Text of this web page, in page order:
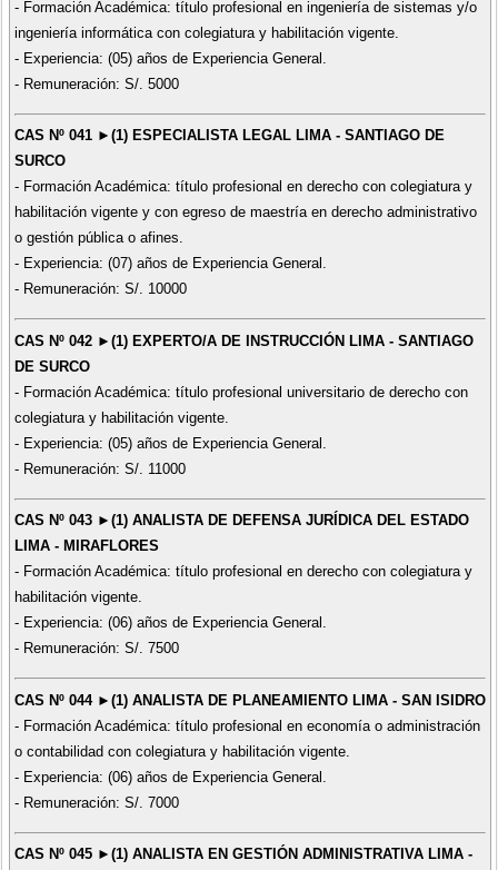
- Formación Académica: título profesional en ingeniería de sistemas y/o
ingeniería informática con colegiatura y habilitación vigente.
- Experiencia: (05) años de Experiencia General.
- Remuneración: S/. 5000
CAS Nº 041 ►(1) ESPECIALISTA LEGAL LIMA - SANTIAGO DE
SURCO
- Formación Académica: título profesional en derecho con colegiatura y
habilitación vigente y con egreso de maestría en derecho administrativo
o gestión pública o afines.
- Experiencia: (07) años de Experiencia General.
- Remuneración: S/. 10000
CAS Nº 042 ►(1) EXPERTO/A DE INSTRUCCIÓN LIMA - SANTIAGO
DE SURCO
- Formación Académica: título profesional universitario de derecho con
colegiatura y habilitación vigente.
- Experiencia: (05) años de Experiencia General.
- Remuneración: S/. 11000
CAS Nº 043 ►(1) ANALISTA DE DEFENSA JURÍDICA DEL ESTADO
LIMA - MIRAFLORES
- Formación Académica: título profesional en derecho con colegiatura y
habilitación vigente.
- Experiencia: (06) años de Experiencia General.
- Remuneración: S/. 7500
CAS Nº 044 ►(1) ANALISTA DE PLANEAMIENTO LIMA - SAN ISIDRO
- Formación Académica: título profesional en economía o administración
o contabilidad con colegiatura y habilitación vigente.
- Experiencia: (06) años de Experiencia General.
- Remuneración: S/. 7000
CAS Nº 045 ►(1) ANALISTA EN GESTIÓN ADMINISTRATIVA LIMA -